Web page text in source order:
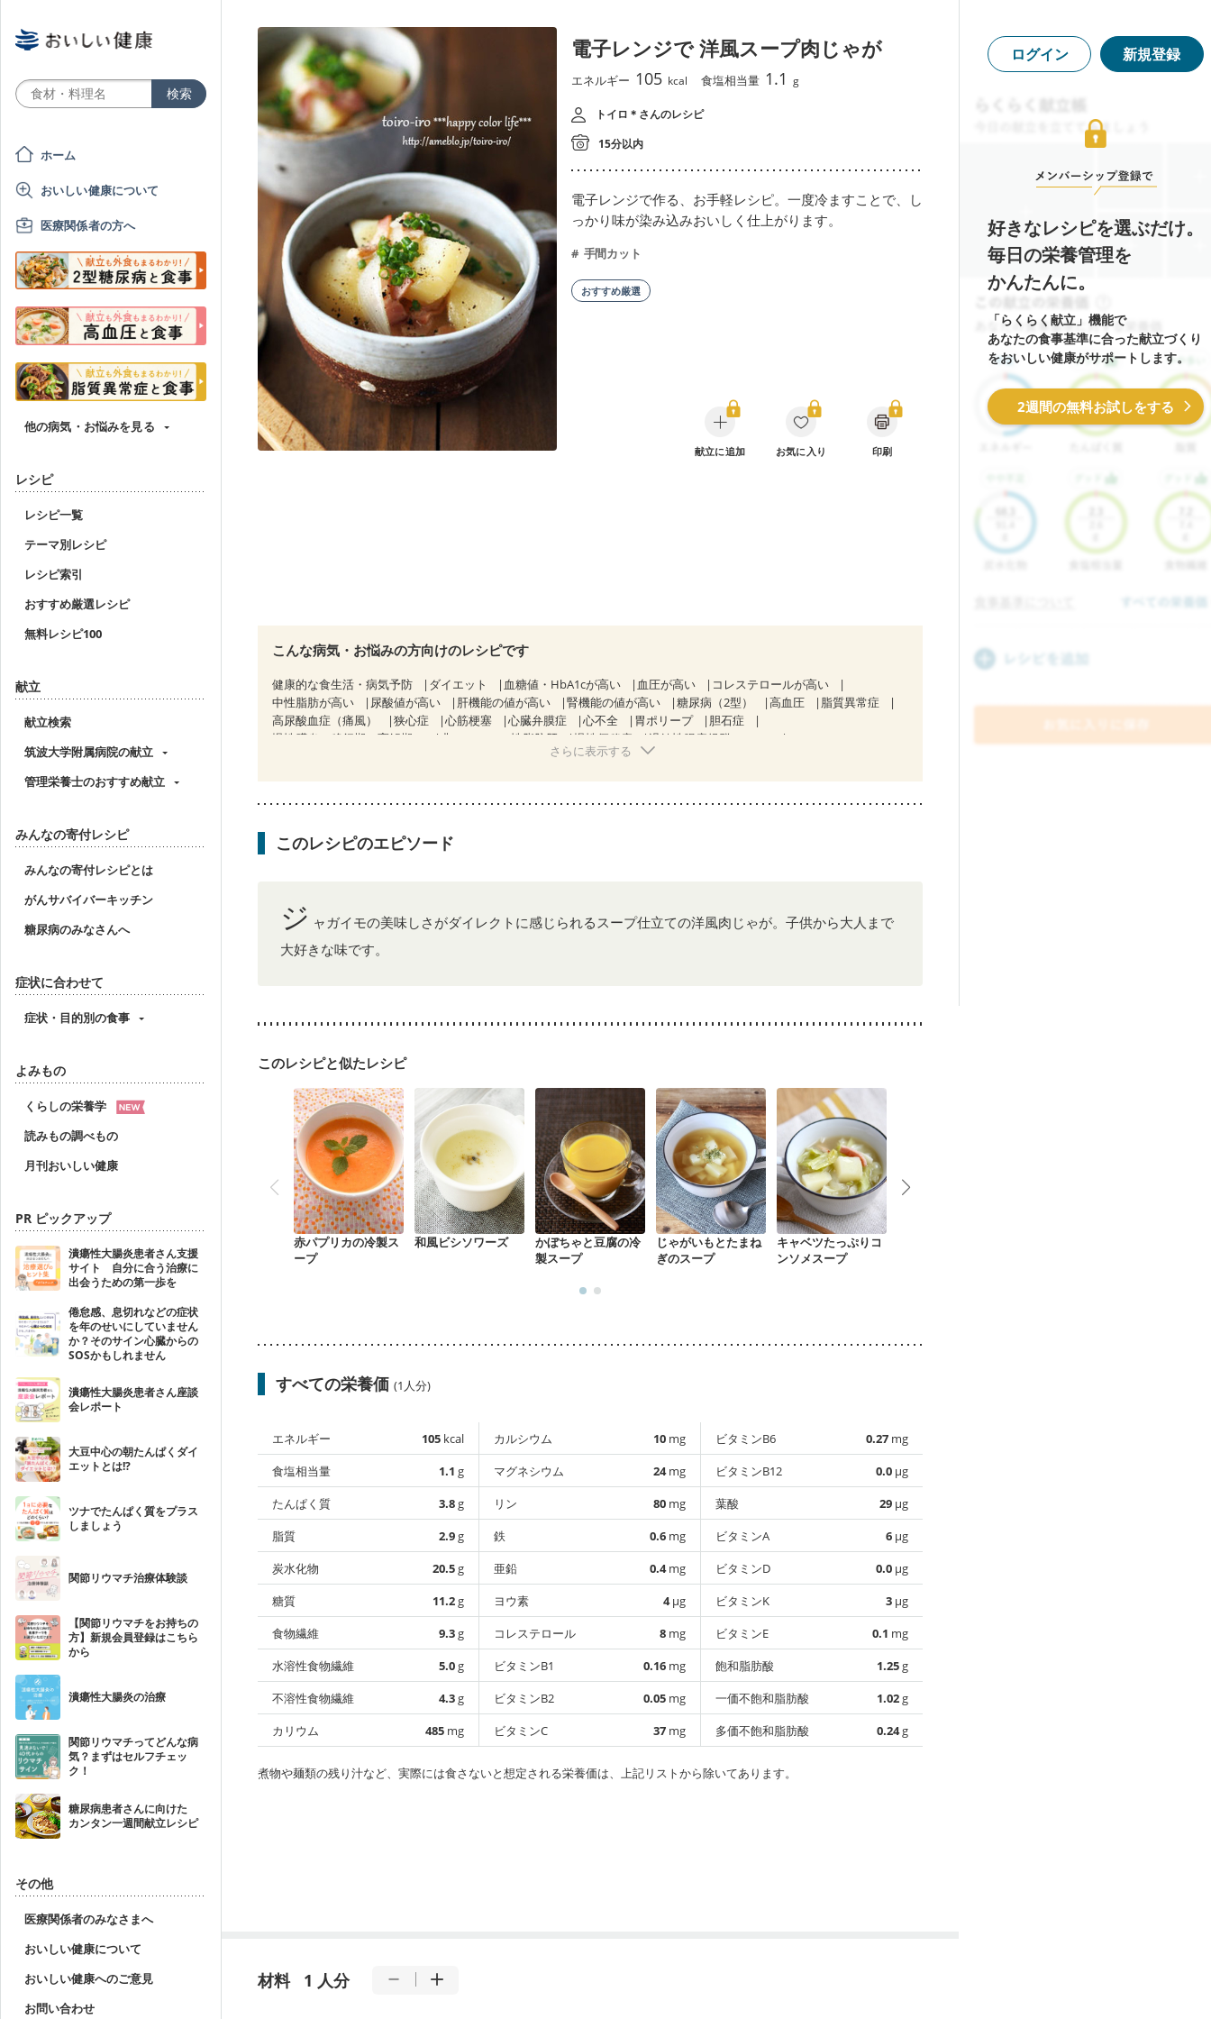
ホーム
おいしい健康について
医療関係者の方へ
他の病気・お悩みを見る
レシピ
レシピ一覧
テーマ別レシピ
レシピ索引
おすすめ厳選レシピ
無料レシピ100
献立
献立検索
筑波大学附属病院の献立
管理栄養士のおすすめ献立
みんなの寄付レシピ
みんなの寄付レシピとは
がんサバイバーキッチン
糖尿病のみなさんへ
症状に合わせて
症状・目的別の食事
よみもの
くらしの栄養学
読みもの調べもの
月刊おいしい健康
PR ピックアップ
潰瘍性大腸炎患者さん支援
サイト 自分に合う治療に
出会うための第一歩を
倦怠感、息切れなどの症状
を年のせいにしていません
か？そのサイン心臓からの
SOSかもしれません
潰瘍性大腸炎患者さん座談
会レポート
大豆中心の朝たんぱくダイ
エットとは!?
ツナでたんぱく質をプラス
しましょう
関節リウマチ治療体験談
【関節リウマチをお持ちの
方】新規会員登録はこちら
から
潰瘍性大腸炎の治療
関節リウマチってどんな病
気？まずはセルフチェッ
ク！
糖尿病患者さんに向けた
カンタン一週間献立レシピ
その他
医療関係者のみなさまへ
おいしい健康について
おいしい健康へのご意見
お問い合わせ
電子レンジで 洋風スープ肉じゃが
エネルギー 105 kcal 食塩相当量 1.1 g
トイロ＊さんのレシピ
15分以内
電子レンジで作る、お手軽レシピ。一度冷ますことで、し
っかり味が染み込みおいしく仕上がります。
手間カット
おすすめ厳選
献立に追加 お気に入り 印刷
こんな病気・お悩みの方向けのレシピです
健康的な食生活・病気予防 ダイエット 血糖値・HbA1cが高い 血圧が高い
コレステロールが高い
中性脂肪が高い
尿酸値が高い 肝機能の値が高い 腎機能の値が高い 糖尿病（2型） 高血圧
脂質異常症
高尿酸血症（痛風）
狭心症 心筋梗塞 心臓弁膜症 心不全 胃ポリープ
胆石症
慢性膵炎（移行期・寛解期）
非アルコール性脂肪肝 慢性便秘症
過敏性腸症候群（IBS）
糖尿病性腎症（第２期）
骨粗しょう症
関節リウマチ フレイル（年齢に合わせた体作り） 低栄養予防 貧血対策
ニキビ・肌荒れ
さらに表示する
このレシピのエピソード
ジ ャガイモの美味しさがダイレクトに感じられるスープ仕立ての洋風肉じゃが。子供から大人まで
大好きな味です。
このレシピと似たレシピ
赤パプリカの冷製ス
ープ
和風ビシソワーズ
かぼちゃと豆腐の冷
製スープ
じゃがいもとたまね
ぎのスープ
キャベツたっぷりコ
ンソメスープ
すべての栄養価 (1人分)
エネルギー 105 kcal
食塩相当量
1.1 g
たんぱく質
3.8g
脂質
2.9g
炭水化物
20.5g
糖質
11.2g
食物繊維
9.3g
水溶性食物繊維
5.0g
不溶性食物繊維
4.3g
カリウム
485 mg
カルシウム 10 mg
マグネシウム
24mg
リン
80 mg
鉄
0.6 mg
亜鉛
0.4mg
ヨウ素
4µg
コレステロール
8 mg
ビタミンB1
0.16 mg
ビタミンB2
0.05 mg
ビタミンC
37 mg
ビタミンB6 0.27 mg
ビタミンB12
0.0 µg
葉酸
29 µg
ビタミンA
6 µg
ビタミンD
0.0 µg
ビタミンK
3 µg
ビタミンE
0.1 mg
飽和脂肪酸
1.25g
一価不飽和脂肪酸
1.02g
多価不飽和脂肪酸
0.24g
煮物や麺類の残り汁など、実際には食さないと想定される栄養価は、上記リストから除いてあります。
材料 1 人分
ログイン 新規登録
好きなレシピを選ぶだけ。
毎日の栄養管理を
かんたんに。
「らくらく献立」機能で
あなたの食事基準に合った献立づくり
をおいしい健康がサポートします。
2週間の無料お試しをする